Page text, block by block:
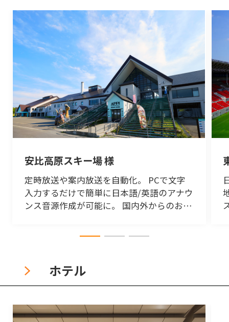
安比高原スキー場 様
定時放送や案内放送を自動化。 PCで文字
入力するだけで簡単に日本語/英語のアナウ
ンス音源作成が可能に。 国内外からのお客
ホテル